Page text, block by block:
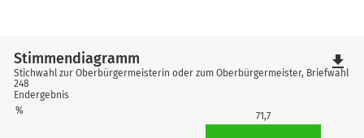
%
71,7
Stimmendiagramm
Stichwahl zur Oberbürgermeisterin oder zum Oberbürgermeister, Briefwahl
248
Endergebnis
file_download